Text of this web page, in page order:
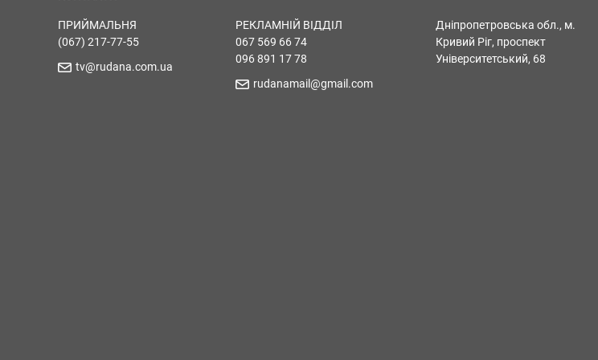
ПРИЙМАЛЬНЯ
(067) 217-77-55
tv@rudana.com.ua
РЕКЛАМНІЙ ВІДДІЛ
067 569 66 74
096 891 17 78
rudanamail@gmail.com
Дніпропетровська обл., м.
Кривий Ріг, проспект
Університетський, 68